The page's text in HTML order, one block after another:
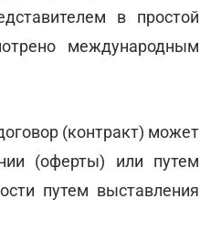
в простой
международным
(контракт) может
(оферты) или путем
путем выставления